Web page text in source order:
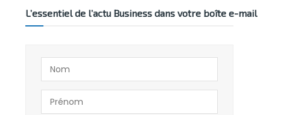
L’essentiel de l’actu Business dans votre boîte e-mail